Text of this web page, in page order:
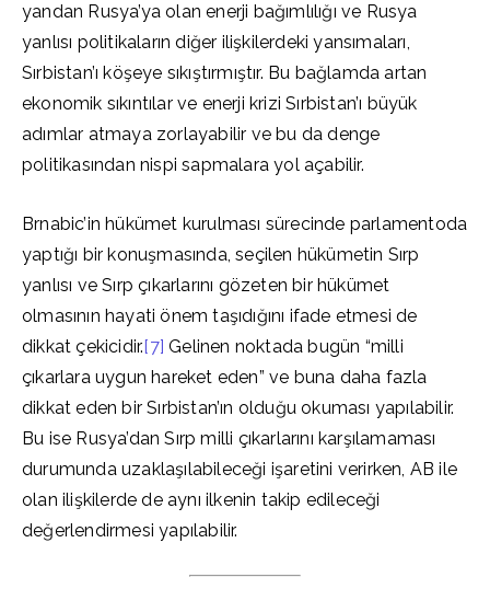
yandan Rusya’ya olan enerji bağımlılığı ve Rusya
yanlısı politikaların diğer ilişkilerdeki yansımaları,
Sırbistan’ı köşeye sıkıştırmıştır. Bu bağlamda artan
ekonomik sıkıntılar ve enerji krizi Sırbistan’ı büyük
adımlar atmaya zorlayabilir ve bu da denge
politikasından nispi sapmalara yol açabilir.
Brnabic’in hükümet kurulması sürecinde parlamentoda
yaptığı bir konuşmasında, seçilen hükümetin Sırp
yanlısı ve Sırp çıkarlarını gözeten bir hükümet
olmasının hayati önem taşıdığını ifade etmesi de
dikkat çekicidir.[7] Gelinen noktada bugün “milli
çıkarlara uygun hareket eden” ve buna daha fazla
dikkat eden bir Sırbistan’ın olduğu okuması yapılabilir.
Bu ise Rusya’dan Sırp milli çıkarlarını karşılamaması
durumunda uzaklaşılabileceği işaretini verirken, AB ile
olan ilişkilerde de aynı ilkenin takip edileceği
değerlendirmesi yapılabilir.